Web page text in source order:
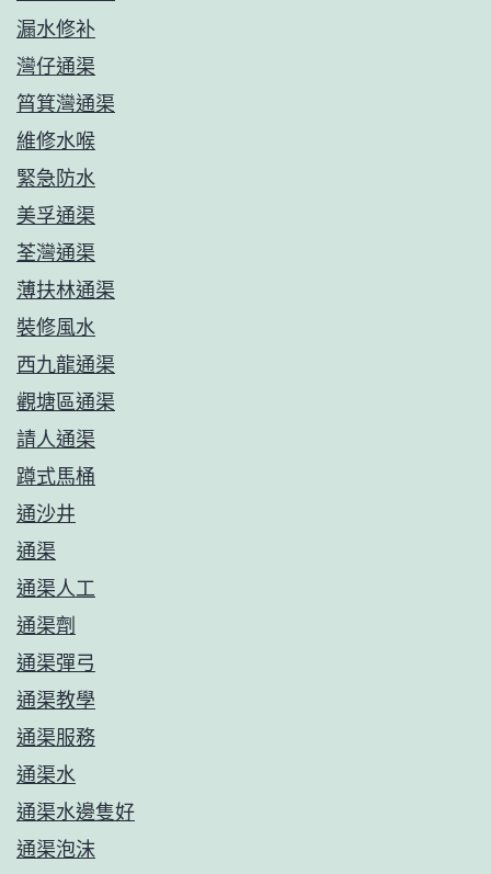
漏水修补
灣仔通渠
筲箕灣通渠
維修水喉
緊急防水
美孚通渠
荃灣通渠
薄扶林通渠
裝修風水
西九龍通渠
觀塘區通渠
請人通渠
蹲式馬桶
通沙井
通渠
通渠人工
通渠劑
通渠彈弓
通渠教學
通渠服務
通渠水
通渠水邊隻好
通渠泡沫